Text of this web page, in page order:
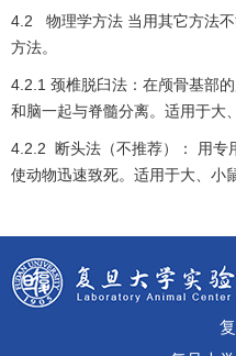
4.2 物理学方法 当用其它方法
方法。
4.2.1 颈椎脱臼法：在颅骨基部
和脑一起与脊髓分离。适用于大
4.2.2 断头法（不推荐）： 用专
使动物迅速致死。适用于大、小